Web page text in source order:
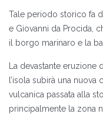
Tale periodo storico fa
e Giovanni da Procida,
il borgo marinaro e la
La devastante eruzione
l’isola subirà una nuova
vulcanica passata alla
principalmente la zona